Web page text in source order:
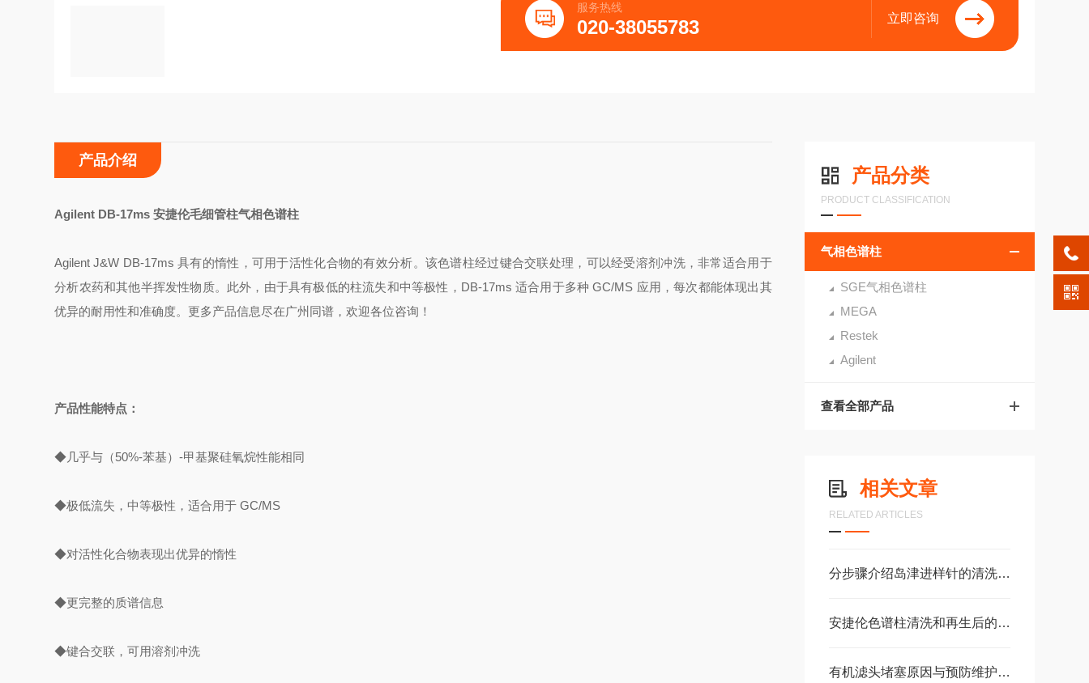
服务热线
020-38055783 立即咨询
产品分类
PRODUCT CLASSIFICATION
气相色谱柱
SGE气相色谱柱
MEGA
Restek
Agilent
查看全部产品
相关文章
RELATED ARTICLES
分步骤介绍岛津进样针的清洗方法
安捷伦色谱柱清洗和再生后的注意事项
有机滤头堵塞原因与预防维护方法
产品介绍
Agilent DB-17ms安捷伦毛细管柱气相色谱柱
Agilent J&W DB-17ms具有的惰性，可用于活性化合物的有效分析。该色谱柱经过键合交联处理，可以经受溶剂冲洗，非常适合用于
分析农药和其他半挥发性物质。此外，由于具有极低的柱流失和中等极性，DB-17ms 适合用于多种 GC/MS 应用，每次都能体现出其
优异的耐用性和准确度。更多产品信息尽在广州同谱，欢迎各位咨询！
产品性能特点：
◆几乎与（50%-苯基）-甲基聚硅氧烷性能相同
◆极低流失，中等极性，适合用于 GC/MS
◆对活性化合物表现出优异的惰性
◆更完整的质谱信息
◆键合交联，可用溶剂冲洗